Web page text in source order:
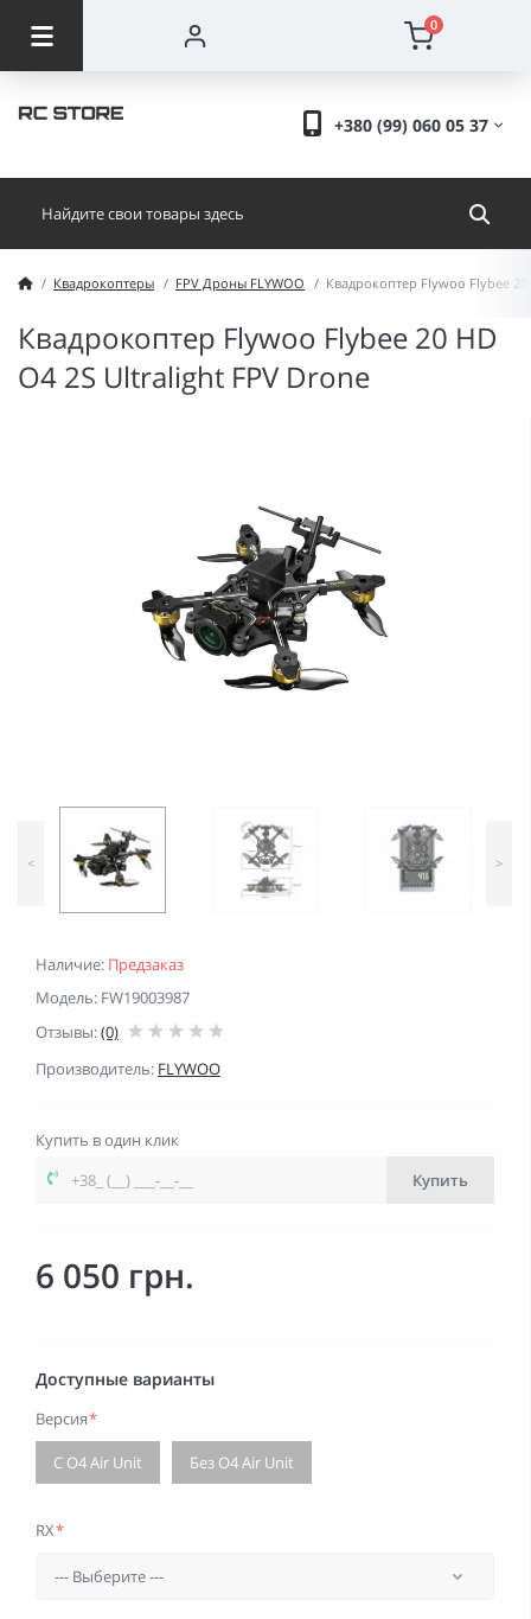
0
+380 (99) 060 05 37
Квадрокоптеры FPV Дроны FLYWOO Квадрокоптер Flywoo Flybee
Квадрокоптер Flywoo Flybee 20 HD
O4 2S Ultralight FPV Drone
Наличие: Предзаказ
Модель: FW19003987
Отзывы:(0)
Производитель: FLYWOO
< >
Купить в один клик
Купить
6 050 грн.
Доступные варианты
Версия*
С O4 Air Unit Без O4 Air Unit
RX*